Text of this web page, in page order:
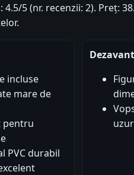
5 (nr. recenzii: 2). Preț:
incluse
mare de
pentru
PVC durabil